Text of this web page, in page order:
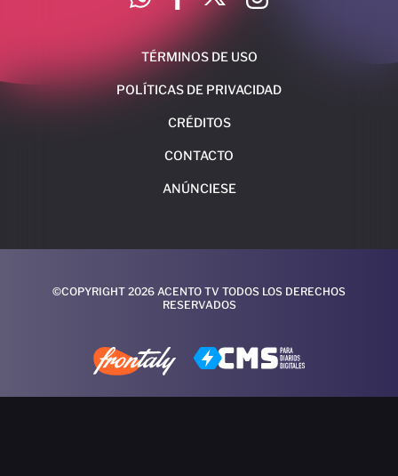
TÉRMINOS DE USO
POLÍTICAS DE PRIVACIDAD
CRÉDITOS
CONTACTO
ANÚNCIESE
©COPYRIGHT 2026 ACENTO TV TODOS LOS DERECHOS
RESERVADOS